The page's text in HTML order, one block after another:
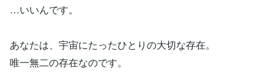
…いいんです。
あなたは、宇宙にたったひとりの大切な存在。
唯一無二の存在なのです。